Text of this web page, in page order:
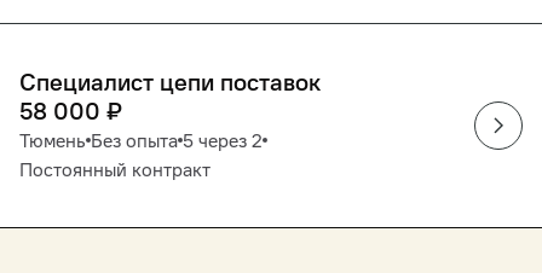
Специалист цепи поставок
58 000 ₽
Тюмень Без опыта 5 через 2
Постоянный контракт